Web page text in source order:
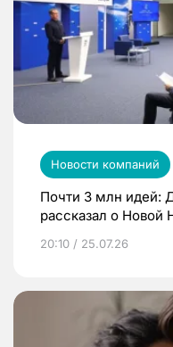
Новости компаний
Почти 3 млн идей:
рассказал о
20:10 / 25.07.26